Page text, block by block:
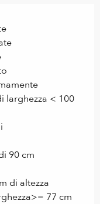
larghezza < 100
90 cm
di altezza
77 cm